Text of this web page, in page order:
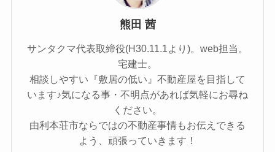
熊田 茜
サンタクマ代表取締役(H30.11.1より)。web担当。
宅建士。
相談しやすい『敷居の低い』不動産屋を目指して
います♪気になる事・不明点があれば気軽にお尋ね
ください。
由利本荘市ならではの不動産事情もお伝えできる
よう、頑張っていきます！